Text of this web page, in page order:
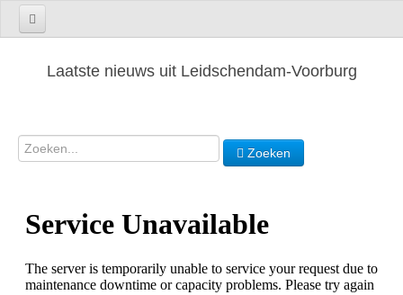
Laatste nieuws uit Leidschendam-Voorburg
Zoeken